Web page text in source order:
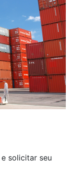
solicitar seu